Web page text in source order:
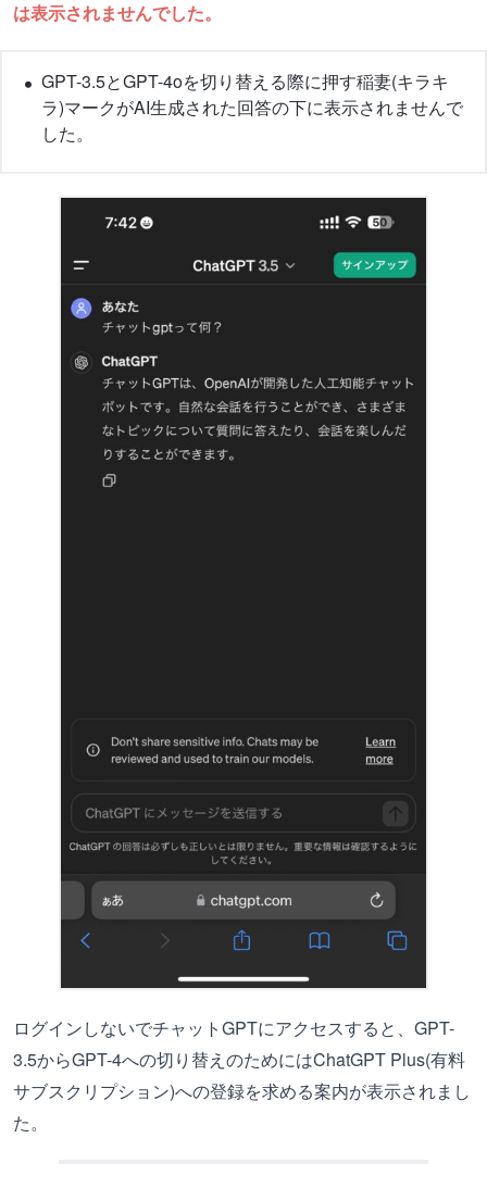
は表示されませんでした。
GPT-3.5とGPT-4oを切り替える際に押す稲妻(キラキ
ラ)マークがAI生成された回答の下に表示されませんで
した。
ログインしないでチャットGPTにアクセスすると、GPT-
3.5からGPT-4への切り替えのためにはChatGPT Plus(有料
サブスクリプション)への登録を求める案内が表示されまし
た。